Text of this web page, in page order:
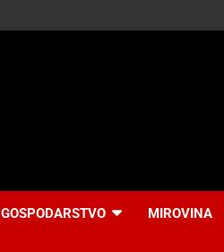
GOSPODARSTVO MIROVINA